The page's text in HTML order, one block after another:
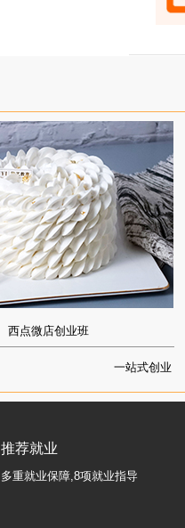
西点微店创业班
一站式创业
推荐就业
多重就业保障,8项就业指导